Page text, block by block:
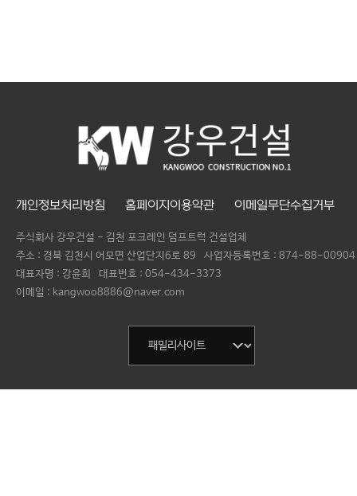
개인정보처리방침 홈페이지이용약관 이메일무단수집거부
주식회사 강우건설 - 김천 포크레인 덤프트럭 건설업체
주소 : 경북 김천시 어모면 산업단지6로 89
사업자등록번호 : 874-88-00904
대표자명 : 강윤희 대표번호 : 054-434-3373
이메일 : kangwoo8886@naver.com